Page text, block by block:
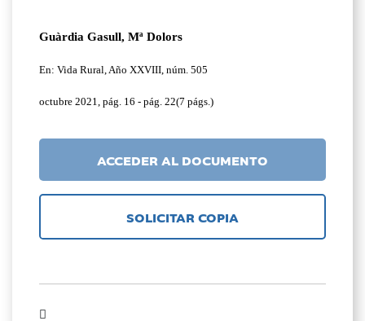
Guàrdia Gasull, Mª Dolors
En: Vida Rural, Año XXVIII, núm. 505
octubre 2021, pág. 16 - pág. 22(7 págs.)
ACCEDER AL DOCUMENTO
SOLICITAR COPIA